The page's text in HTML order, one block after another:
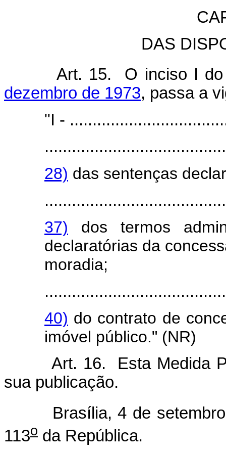
DAS
Art. 15. O inciso I
dezembro de 1973, passa a
"I -
28) das sentenças
37) dos termos
declaratórias da
moradia;
40) do contrato de
imóvel público." (NR)
Art. 16. Esta Medida
sua publicação.
Brasília, 4 de setembro
113o da República.